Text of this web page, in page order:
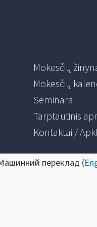
Mokesčių
Mokesčių
Seminarai
Tarptautinis
Kontaktai /
переклад (